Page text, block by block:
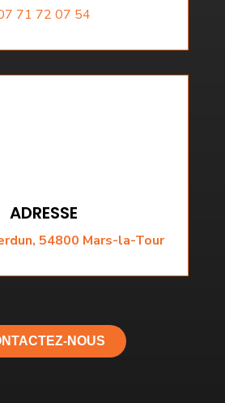
71 72 07 54
ADRESSE
54800 Mars-la-Tour
NOUS